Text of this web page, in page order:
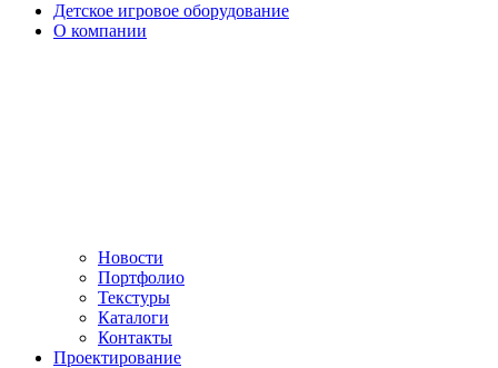
Детское игровое оборудование
О компании
Новости
Портфолио
Текстуры
Каталоги
Контакты
Проектирование